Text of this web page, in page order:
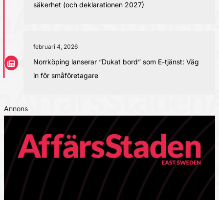
säkerhet (och deklarationen 2027)
februari 4, 2026
Norrköping lanserar “Dukat bord” som E-tjänst: Väg
in för småföretagare
Annons